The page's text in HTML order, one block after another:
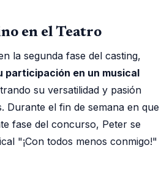
en el Teatro
la segunda fase del casting,
participación en un musical
su versatilidad y pasión
Durante el fin de semana en que
fase del concurso, Peter se
"¡Con todos menos conmigo!"